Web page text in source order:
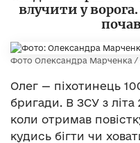
влучити у
Фото Олександра Марченка /
Олег — піхотинець
бригади. В ЗСУ з літа
коли отримав
кудись бігти чи